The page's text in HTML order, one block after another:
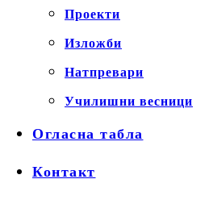
Проекти
Изложби
Натпревари
Училишни весници
Огласна табла
Контакт